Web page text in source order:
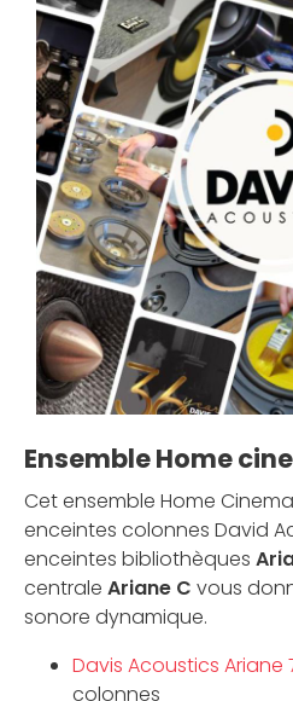
Ensemble Home
Cet ensemble Home
enceintes colonnes David
enceintes bibliothèques
centrale Ariane C vous
sonore dynamique.
Davis Acoustics Ariane
colonnes